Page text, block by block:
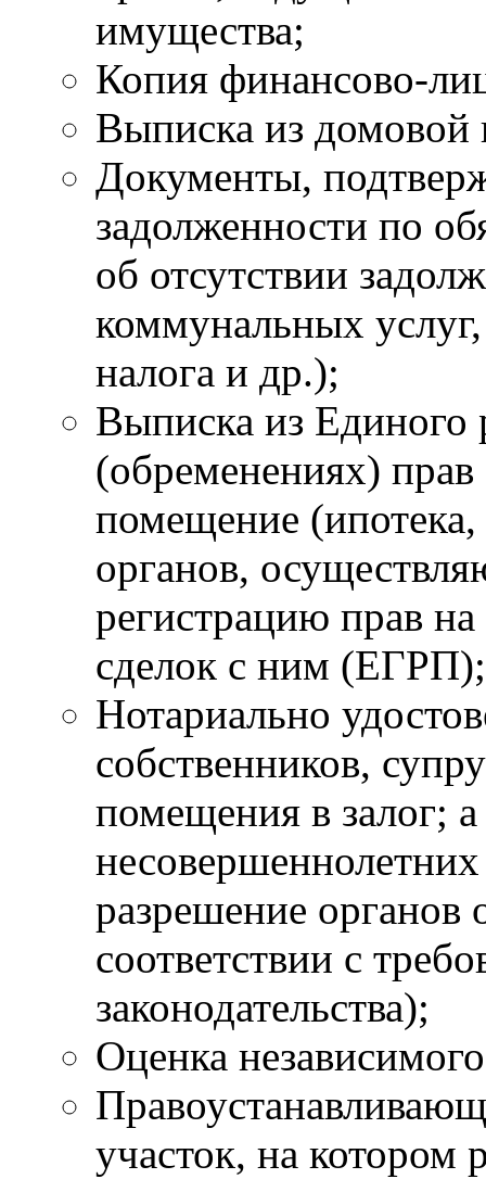
имущества;
Копия финансово-
Выписка из домовой
Документы,
задолженности по
об отсутствии
коммунальных
налога и др.);
Выписка из Единого
(обременениях)
помещение (ипотека,
органов,
регистрацию прав
сделок с ним (ЕГРП);
Нотариально
собственников,
помещения в залог;
разрешение органов
соответствии с
законодательства);
Оценка
участок, на